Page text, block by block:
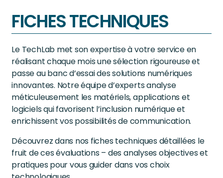
FICHES TECHNIQUES
Le TechLab met son expertise à votre service en
réalisant chaque mois une sélection rigoureuse et
passe au banc d’essai des solutions numériques
innovantes. Notre équipe d’experts analyse
méticuleusement les matériels, applications et
logiciels qui favorisent l’inclusion numérique et
enrichissent vos possibilités de communication.
Découvrez dans nos fiches techniques détaillées le
fruit de ces évaluations – des analyses objectives et
pratiques pour vous guider dans vos choix